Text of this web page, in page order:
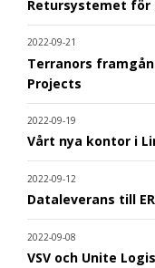
Retursystemet för
2022-09-21
Terranors
Projects
2022-09-19
Vårt nya kontor i
2022-09-12
Dataleverans till
2022-09-08
VSV och Unite